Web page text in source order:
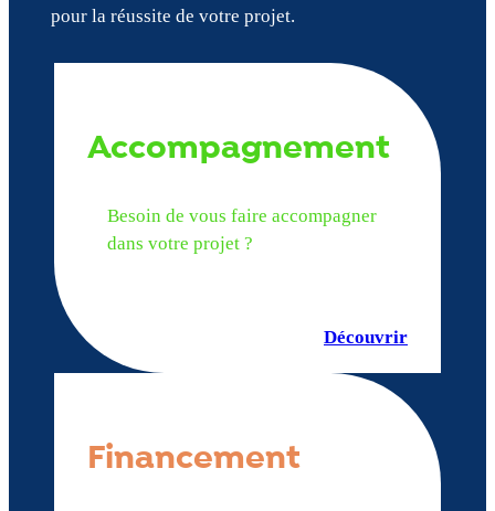
pour la réussite de votre projet.
Accompagnement
Besoin de vous faire accompagner
dans votre projet ?
Découvrir
Financement